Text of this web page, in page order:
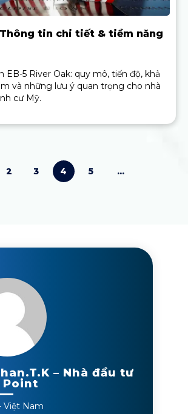
Thông tin chi tiết & tiềm năng
EB-5 River Oak: quy mô, tiến độ, khả
và những lưu ý quan trọng cho nhà
cư Mỹ.
2 3 4 5 ...
– Nhà đầu tư
Point
Việt Nam